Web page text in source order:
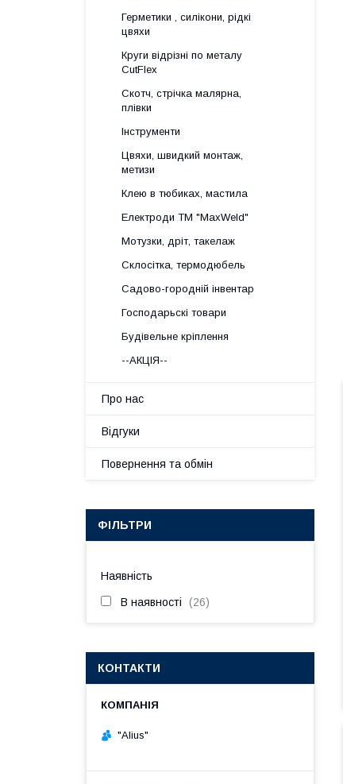
Герметики , силікони, рідкі
цвяхи
Круги відрізні по металу
CutFlex
Скотч, стрічка малярна,
плівки
Інструменти
Цвяхи, швидкий монтаж,
метизи
Клею в тюбиках, мастила
Електроди ТМ "MaxWeld"
Мотузки, дріт, такелаж
Склосітка, термодюбель
Садово-городній інвентар
Господарьскі товари
Будівельне кріплення
--АКЦІЯ--
Про нас
Відгуки
Повернення та обмін
ФІЛЬТРИ
Наявність
В наявності 26
КОНТАКТИ
"Alius"